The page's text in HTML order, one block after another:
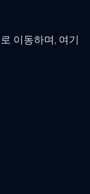
이동하며, 여기